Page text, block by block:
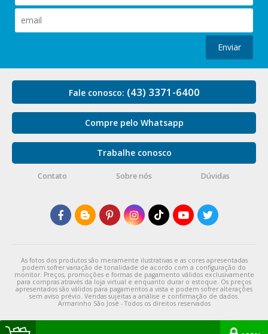
Enviar
Fale conosco: (43) 3371-6400
Compre pelo Whatsapp
Trabalhe conosco
Contato Sobre nós Dúvidas
As fotos dos produtos são meramente ilustrativas e as cores apresentadas
podem sofrer variação de tonalidade de acordo com a configuração do
monitor. Preços, promoções e formas de pagamento válidos exclusivamente
para compras através da loja virtual e enquanto durar o estoque. Os preços
apresentados são válidos para pagamentos a vista e podem sofrer alterações
sem aviso prévio. Vendas sujeitas a análise e confirmação de dados.
Armarinho São José - Todos os direitos reservados